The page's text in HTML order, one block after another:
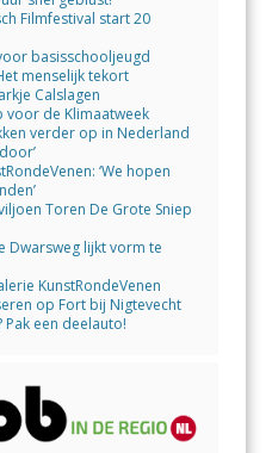
Filmfestival start 20
basisschooljeugd
menselijk tekort
Calslagen
voor de Klimaatweek
verder op in Nederland
‘We hopen
Toren De Grote Sniep
Dwarsweg lijkt vorm te
KunstRondeVenen
op Fort bij Nigtevecht
Pak een deelauto!